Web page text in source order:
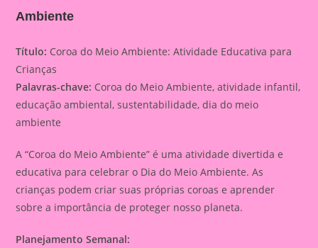
Ambiente
Título: Coroa do Meio Ambiente: Atividade Educativa para
Crianças
Palavras-chave: Coroa do Meio Ambiente, atividade infantil,
educação ambiental, sustentabilidade, dia do meio
ambiente
A “Coroa do Meio Ambiente” é uma atividade divertida e
educativa para celebrar o Dia do Meio Ambiente. As
crianças podem criar suas próprias coroas e aprender
sobre a importância de proteger nosso planeta.
Planejamento Semanal: